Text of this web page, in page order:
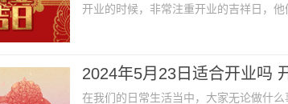
开业的时候，非常注重开业的吉祥日，他
北【福神】：正北【阳贵人】：正北【本
2024年5月23日适合开业吗
在我们的日常生活当中，大家无论做什